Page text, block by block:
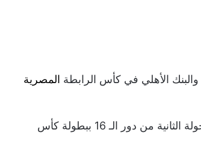
الأهلي في كأس الرابطة المصرية
والتقى فريقي المصري والبنك الأهلي ضمن منافسات الجولة الثانية من دور الـ 16 ببطولة كأس